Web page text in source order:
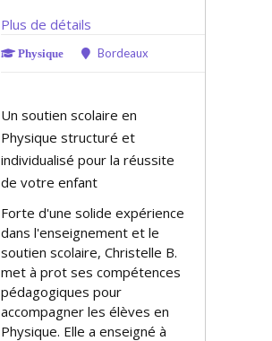
Plus de détails
Physique Bordeaux
Un soutien scolaire en
Physique structuré et
individualisé pour la réussite
de votre enfant
Forte d'une solide expérience
dans l'enseignement et le
soutien scolaire, Christelle B.
met à profit ses compétences
pédagogiques pour
accompagner les élèves en
Physique. Elle a enseigné à